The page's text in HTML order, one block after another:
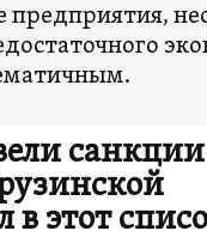
санкции
этот